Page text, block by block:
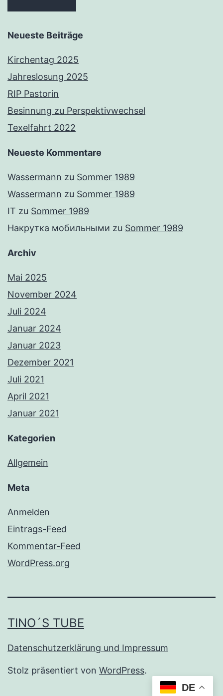
Neueste Beiträge
Kirchentag 2025
Jahreslosung 2025
RIP Pastorin
Besinnung zu Perspektivwechsel
Texelfahrt 2022
Neueste Kommentare
Wassermann zu Sommer 1989
Wassermann zu Sommer 1989
IT zu Sommer 1989
Накрутка мобильными zu Sommer 1989
Archiv
Mai 2025
November 2024
Juli 2024
Januar 2024
Januar 2023
Dezember 2021
Juli 2021
April 2021
Januar 2021
Kategorien
Allgemein
Meta
Anmelden
Eintrags-Feed
Kommentar-Feed
WordPress.org
TINO´S TUBE
Datenschutzerklärung und Impressum
Stolz präsentiert von WordPress.
DE